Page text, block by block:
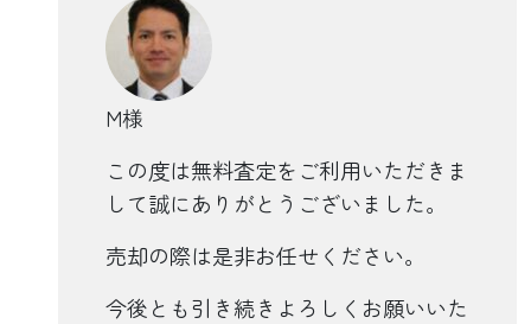
M様
この度は無料査定をご利用いただきま
して誠にありがとうございました。
売却の際は是非お任せください。
今後とも引き続きよろしくお願いいた